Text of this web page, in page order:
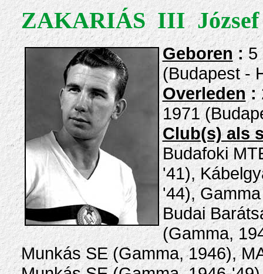
ZAKARIÁS III József
Geboren:5
(Budapest -
Overleden:
1971
Club(s) als
Budafoki
'41),
'44),
Budai
(Gamma,
Munkás SE (Gamma, 1946),